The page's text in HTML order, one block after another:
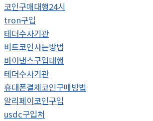
코인구매대행24시
tron구입
테더수사기관
비트코인사는방법
바이낸스구입대행
테더수사기관
휴대폰결제코인구매방법
알리페이코인구입
usdc구입처